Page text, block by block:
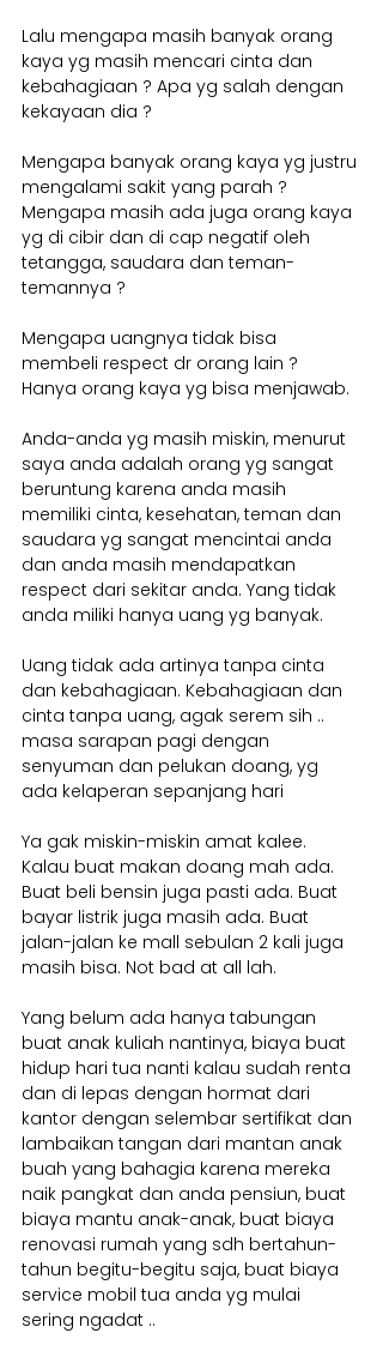
Lalu mengapa masih banyak orang
kaya yg masih mencari cinta dan
kebahagiaan ? Apa yg salah dengan
kekayaan dia ?
Mengapa banyak orang kaya yg justru
mengalami sakit yang parah ?
Mengapa masih ada juga orang kaya
yg di cibir dan di cap negatif oleh
tetangga, saudara dan teman-
temannya ?
Mengapa uangnya tidak bisa
membeli respect dr orang lain ?
Hanya orang kaya yg bisa menjawab.
Anda-anda yg masih miskin, menurut
saya anda adalah orang yg sangat
beruntung karena anda masih
memiliki cinta, kesehatan, teman dan
saudara yg sangat mencintai anda
dan anda masih mendapatkan
respect dari sekitar anda. Yang tidak
anda miliki hanya uang yg banyak.
Uang tidak ada artinya tanpa cinta
dan kebahagiaan. Kebahagiaan dan
cinta tanpa uang, agak serem sih ..
masa sarapan pagi dengan
senyuman dan pelukan doang, yg
ada kelaperan sepanjang hari
Ya gak miskin-miskin amat kalee.
Kalau buat makan doang mah ada.
Buat beli bensin juga pasti ada. Buat
bayar listrik juga masih ada. Buat
jalan-jalan ke mall sebulan 2 kali juga
masih bisa. Not bad at all lah.
Yang belum ada hanya tabungan
buat anak kuliah nantinya, biaya buat
hidup hari tua nanti kalau sudah renta
dan di lepas dengan hormat dari
kantor dengan selembar sertifikat dan
lambaikan tangan dari mantan anak
buah yang bahagia karena mereka
naik pangkat dan anda pensiun, buat
biaya mantu anak-anak, buat biaya
renovasi rumah yang sdh bertahun-
tahun begitu-begitu saja, buat biaya
service mobil tua anda yg mulai
sering ngadat ..